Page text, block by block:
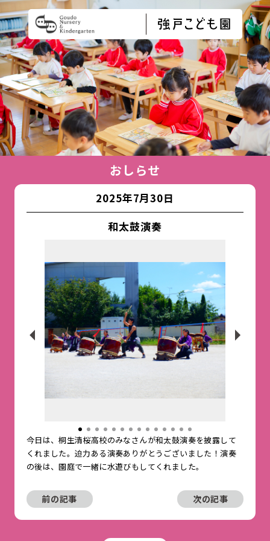
おしらせ
2025年7月30日
和太鼓演奏
今日は、桐生清桜高校のみなさんが和太鼓演奏を披露して
くれました。迫力ある演奏ありがとうございました！演奏
の後は、園庭で一緒に水遊びもしてくれました。
前の記事 次の記事